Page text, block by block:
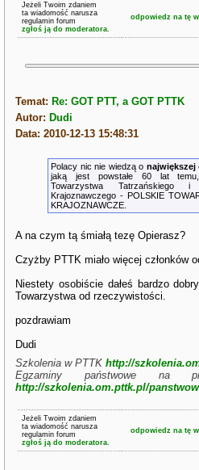
Jeżeli Twoim zdaniem
ta wiadomość narusza
regulamin forum
zgłoś ją do moderatora.
odpowiedz na tę
Temat: Re: GOT PTT, a GOT PTTK
Autor: Dudi
Data: 2010-12-13 15:48:31
Polacy nic nie wiedzą o największej
jaką jest powstałe 60 lat
Towarzystwa Tatrzańskiego i
Krajoznawczego - POLSKIE
KRAJOZNAWCZE.
A na czym tą śmiałą tezę Opierasz?
Czyżby PTTK miało więcej członków
Niestety osobiście dałeś bardzo
Towarzystwa od rzeczywistości.
pozdrawiam
Dudi
Szkolenia w PTTKhttp://
Egzaminy państwowe na
http://szkolenia.om.pttk.pl/
Jeżeli Twoim zdaniem
ta wiadomość narusza
regulamin forum
zgłoś ją do moderatora.
odpowiedz na tę